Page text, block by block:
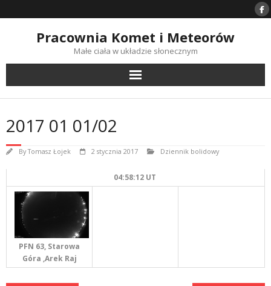
to
Pracownia Komet i Meteorów
Małe ciała w układzie słonecznym
2017 01 01/02
ByTomasz Łojek 2 stycznia 2017 Dziennik bolidowy
04:58:12 UT
PFN 63, Starowa
Góra ,Arek Raj